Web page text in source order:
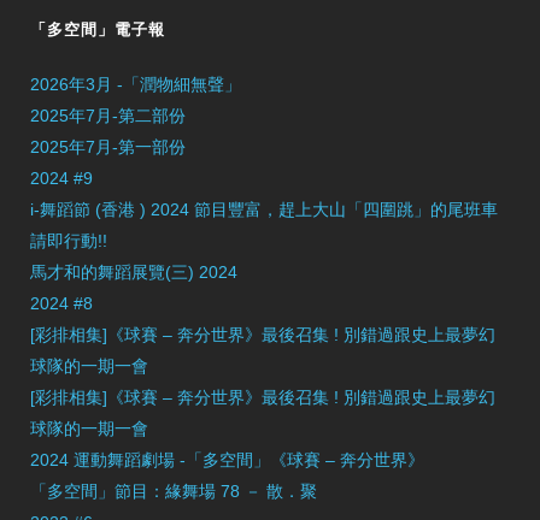
「多空間」電子報
2026年3月 -「潤物細無聲」
2025年7月-第二部份
2025年7月-第一部份
2024 #9
i-舞蹈節 (香港 ) 2024 節目豐富，趕上大山「四圍跳」的尾班車
請即行動!!
馬才和的舞蹈展覽(三) 2024
2024 #8
[彩排相集]《球賽 – 奔分世界》最後召集 ! 別錯過跟史上最夢幻
球隊的一期一會
[彩排相集]《球賽 – 奔分世界》最後召集 ! 別錯過跟史上最夢幻
球隊的一期一會
2024 運動舞蹈劇場 -「多空間」《球賽 – 奔分世界》
「多空間」節目：緣舞場 78 － 散．聚